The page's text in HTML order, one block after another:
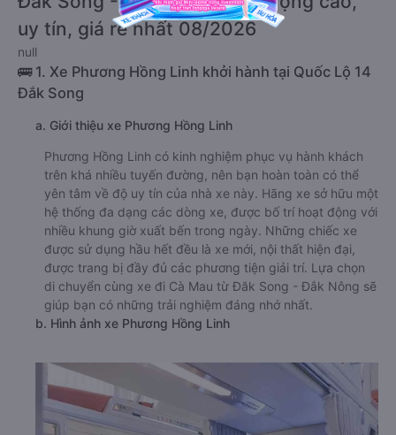
uy tín, giá rẻ nhất 08/2026
null
🚌 1. Xe Phương Hồng Linh khởi hành tại Quốc Lộ 14
Đắk Song
a. Giới thiệu xe Phương Hồng Linh
Phương Hồng Linh có kinh nghiệm phục vụ hành khách
trên khá nhiều tuyến đường, nên bạn hoàn toàn có thể
yên tâm về độ uy tín của nhà xe này. Hãng xe sở hữu một
hệ thống đa dạng các dòng xe, được bố trí hoạt động với
nhiều khung giờ xuất bến trong ngày. Những chiếc xe
được sử dụng hầu hết đều là xe mới, nội thất hiện đại,
được trang bị đầy đủ các phương tiện giải trí. Lựa chọn
di chuyển cùng xe đi Cà Mau từ Đăk Song - Đắk Nông sẽ
giúp bạn có những trải nghiệm đáng nhớ nhất.
b. Hình ảnh xe Phương Hồng Linh